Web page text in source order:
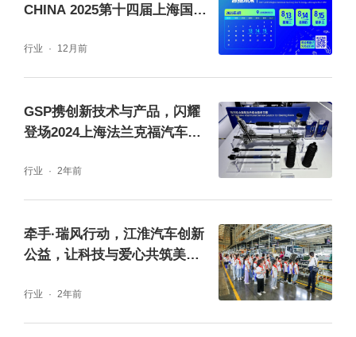
CHINA 2025第十四届上海国际
会盛大开幕！
行业 12月前
GSP携创新技术与产品，闪耀
登场2024上海法兰克福汽车零
行业 2年前
牵手·瑞风行动，江淮汽车创新
公益，让科技与爱心共筑美好
行业 2年前